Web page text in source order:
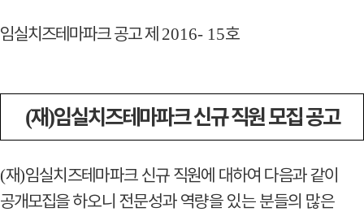
임실치즈테마파크 공고 제 2016- 15호
(재)임실치즈테마파크 신규 직원 모집 공고
(재)임실치즈테마파크 신규 직원에 대하여 다음과같이
공개모집을하오니 전문성과 역량을 있는 분들의 많은